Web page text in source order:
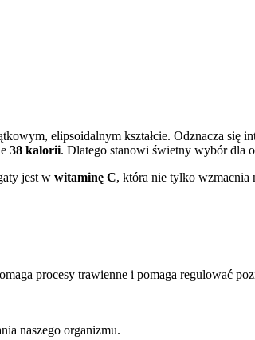
elipsoidalnym kształcie. Odznacza się
38 kalorii. Dlatego stanowi świetny wybór dla
jest w witaminę C, która nie tylko wzmacnia
procesy trawienne i pomaga regulować
naszego organizmu.